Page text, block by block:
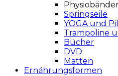
Springseile
YOGA und
Trampoline
Bücher
DVD
Matten
Ernährungsformen